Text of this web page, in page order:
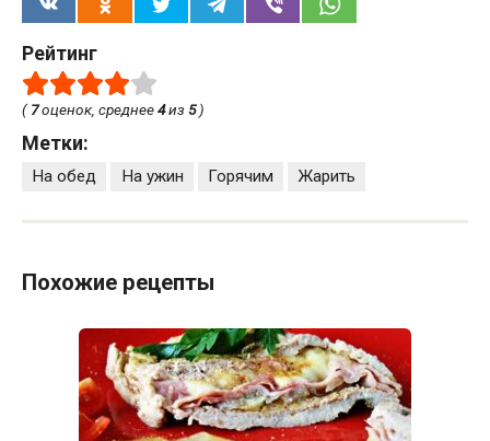
Рейтинг
( 7оценок, среднее4из 5)
Метки:
На обед На ужин Горячим Жарить
Похожие рецепты